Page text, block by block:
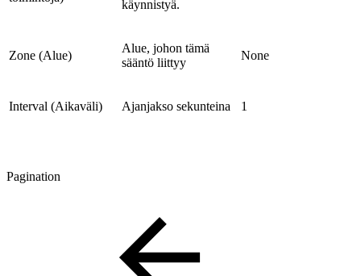
käynnistyä.
Zone (Alue)
Alue, johon tämä
sääntö liittyy
None
Interval (Aikaväli) Ajanjakso sekunteina 1
Pagination